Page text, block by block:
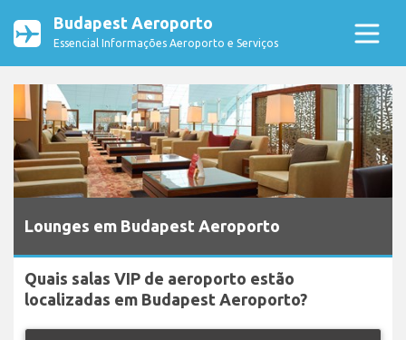
Budapest Aeroporto
Essencial Informações Aeroporto e Serviços
Lounges em Budapest Aeroporto
Quais salas VIP de aeroporto estão
localizadas em Budapest Aeroporto?